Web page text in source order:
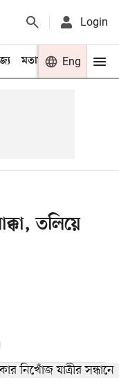
Login
মতামত খেলা
Eng
তলিয়ে